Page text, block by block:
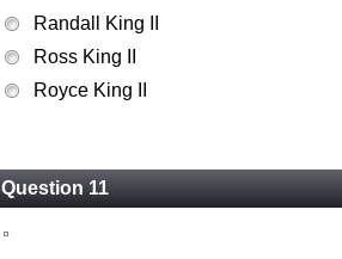
Rosalie - Comment s'appelait
après l'avoir battue et violée avec